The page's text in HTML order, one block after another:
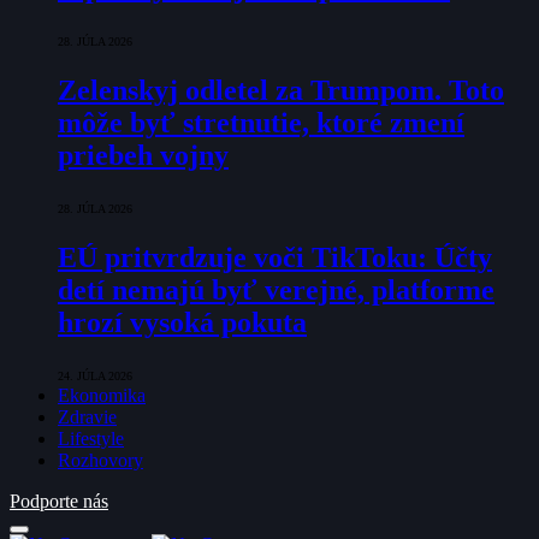
28. JÚLA 2026
Zelenskyj odletel za Trumpom. Toto
môže byť stretnutie, ktoré zmení
priebeh vojny
28. JÚLA 2026
EÚ pritvrdzuje voči TikToku: Účty
detí nemajú byť verejné, platforme
hrozí vysoká pokuta
24. JÚLA 2026
Ekonomika
Zdravie
Lifestyle
Rozhovory
Podporte nás